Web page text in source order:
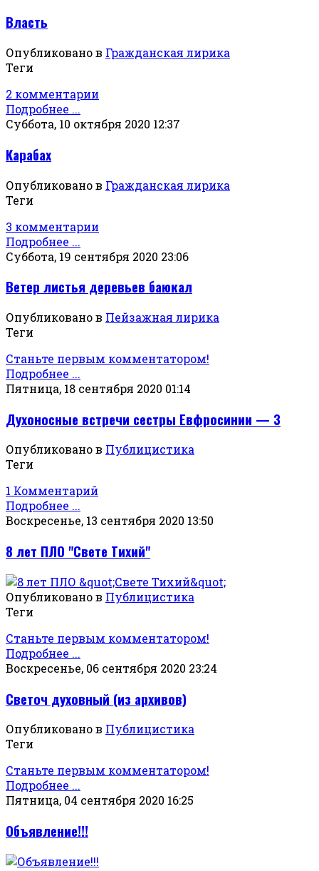
Власть
Опубликовано в Гражданская лирика
Теги
2 комментарии
Подробнее ...
Суббота, 10 октября 2020 12:37
Карабах
Опубликовано в Гражданская лирика
Теги
3 комментарии
Подробнее ...
Суббота, 19 сентября 2020 23:06
Ветер листья деревьев баюкал
Опубликовано в Пейзажная лирика
Теги
Станьте первым комментатором!
Подробнее ...
Пятница, 18 сентября 2020 01:14
Духоносные встречи сестры Евфросинии — 3
Опубликовано в Публицистика
Теги
1 Комментарий
Подробнее ...
Воскресенье, 13 сентября 2020 13:50
8 лет ПЛО "Свете Тихий"
Опубликовано в Публицистика
Теги
Станьте первым комментатором!
Подробнее ...
Воскресенье, 06 сентября 2020 23:24
Светоч духовный (из архивов)
Опубликовано в Публицистика
Теги
Станьте первым комментатором!
Подробнее ...
Пятница, 04 сентября 2020 16:25
Объявление!!!